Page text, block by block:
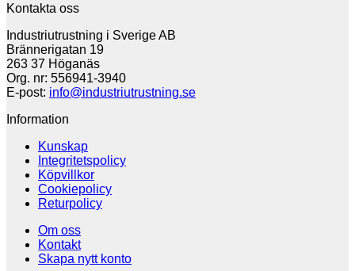
Kontakta oss
Industriutrustning i Sverige AB
Brännerigatan 19
263 37 Höganäs
Org. nr: 556941-3940
E-post: info@industriutrustning.se
Information
Kunskap
Integritetspolicy
Köpvillkor
Cookiepolicy
Returpolicy
Om oss
Kontakt
Skapa nytt konto